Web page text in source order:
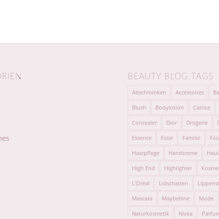
BEAUTY BLOG TAGS
Abschminken Accessoires
Blush Bodylotion Catrice
Concealer Dior Drogerie
Essence Essie Familie
Haarpflege Handcreme Haul
High End Highlighter
L'Oréal Lidschatten
Mascara Maybelline Mode
Naturkosmetik Nivea